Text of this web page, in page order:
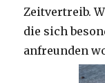
Zeitvertreib.
die sich
anfreunden